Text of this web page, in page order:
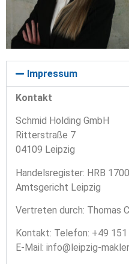
Impressum
Kontakt
Schmid Holding GmbH
Ritterstraße 7
04109 Leipzig
Handelsregister: HRB
Amtsgericht Leipzig
Vertreten durch: Thomas
Kontakt: Telefon: +49
E-Mail: info@leipzig-